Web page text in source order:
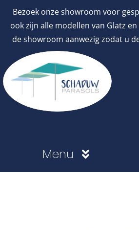
Bezoek onze showroom voor
ook zijn alle modellen van Glatz
de showroom aanwezig zodat u
inhoud
Menu